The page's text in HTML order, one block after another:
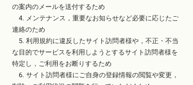
の案内のメールを送付するため
4. メンテナンス，重要なお知らせなど必要に応じたご
連絡のため
5. 利用規約に違反したサイト訪問者様や，不正・不当
な目的でサービスを利用しようとするサイト訪問者様を
特定し，ご利用をお断りするため
6. サイト訪問者様にご自身の登録情報の閲覧や変更，